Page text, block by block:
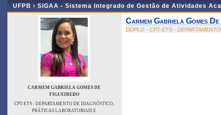
UFPB › SIGAA - Sistema Integrado de Gestão de Atividades
CARMEM GABRIELA GOMES DE
FIGUEIREDO
CPT-ETS - DEPARTAMENTO DE DIAGNÓSTICO,
PRÁTICAS LABORATORIAIS E
Carmem Gabriela Gomes
DDPLO - CPT-ETS -